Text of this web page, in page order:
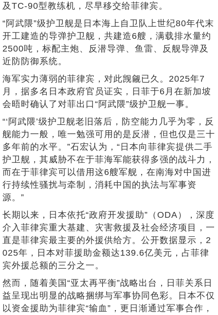
及TC-90型教练机，尽早移交给菲律宾。
“阿武隈”级护卫舰是日本海上自卫队上世纪80年代末
开工建造的导弹护卫舰，共建造6艘，满载排水量约
2500吨，标配主炮、反潜导弹、鱼雷、反舰导弹及
近防防御系统。
海军实力薄弱的菲律宾，对此觊觎已久。2025年7
月，据多名日本政府官员证实，日菲于6月在新加坡
会晤时确认了对菲出口“阿武隈”级护卫舰一事。
“‘阿武隈’级护卫舰老旧落后，防空能力几乎为零，反
舰能力一般，唯一勉强可用的是反潜，但也仅是三十
多年前的水平。”石宏认为，“日本向菲律宾提供二手
护卫舰，其威胁不在于菲海军能获得多强的战斗力，
而在于菲律宾可以借用这6艘军舰，在南海对中国进
行持续性骚扰与牵制，消耗中国的执法与军事资
源。”
长期以来，日本依托“政府开发援助”（ODA），深度
介入菲律宾重大基建、灾害救援及社会经济项目，一
直是菲律宾最主要的外援供给方。公开数据显示，2
025年，日本对菲援助金额达139.6亿美元，占菲律
宾外援总额的三分之一。
然而，随着美国“亚太再平衡”战略出台，日菲关系日
益呈现出明显的战略捆绑与军事协同色彩。日本不仅
以资金援助为菲律宾“输血”，更日渐通过军事合作，